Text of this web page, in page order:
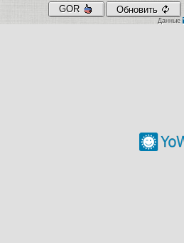
GOR Обновить
Данные